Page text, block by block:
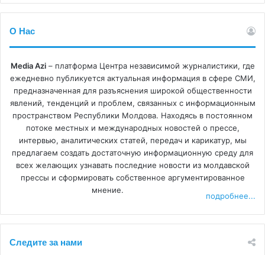
О Нас
Media Azi– платформа Центра независимой журналистики, где
ежедневно публикуется актуальная информация в сфере СМИ,
предназначенная для разъяснения широкой общественности
явлений, тенденций и проблем, связанных с информационным
пространством Республики Молдова. Находясь в постоянном
потоке местных и международных новостей о прессе,
интервью, аналитических статей, передач и карикатур, мы
предлагаем создать достаточную информационную среду для
всех желающих узнавать последние новости из молдавской
прессы и сформировать собственное аргументированное
мнение.
подробнее...
Следите за нами